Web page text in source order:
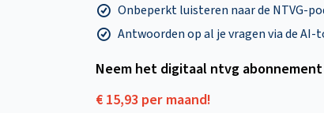
Onbeperkt luisteren naar de NTVG-
Antwoorden op al je vragen via de AI-
Neem het digitaal ntvg abonnement
€ 15,93 per maand!